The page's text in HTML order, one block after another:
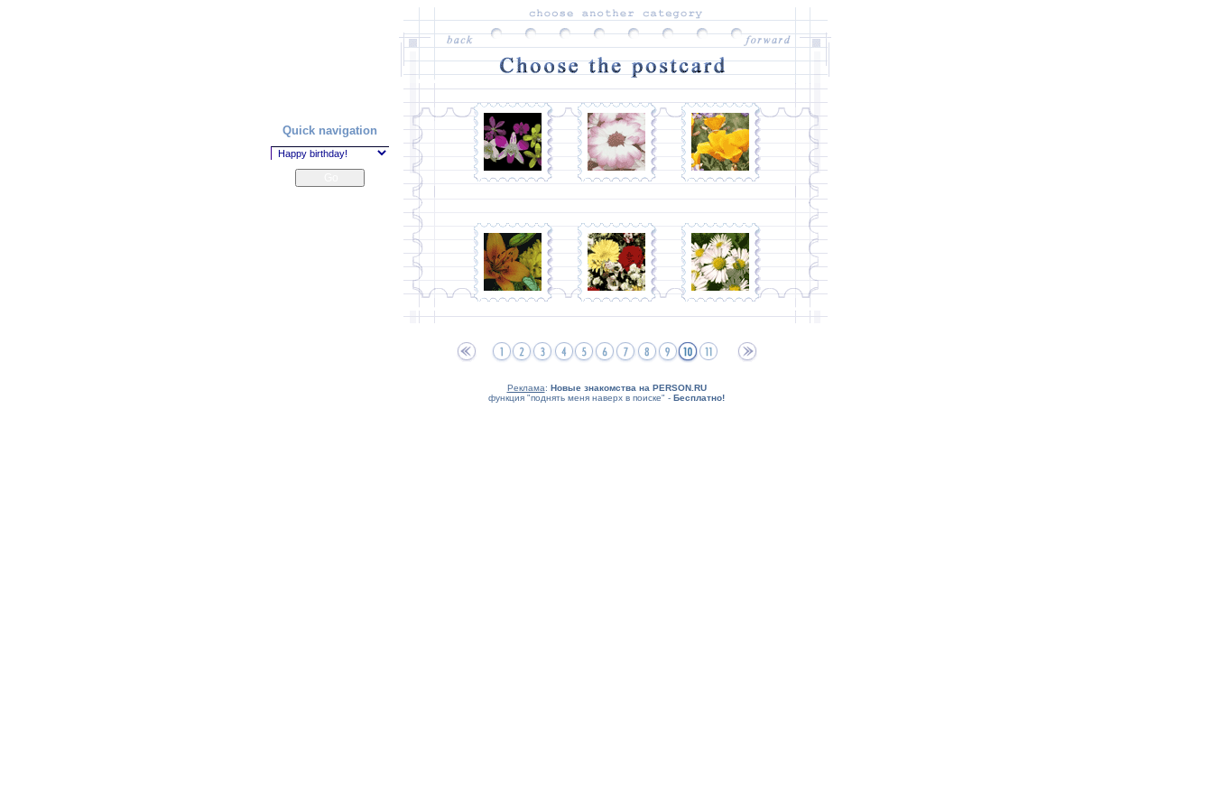
Quick navigation
Реклама: Новые знакомства на PERSON.RU
функция "поднять меня наверх в поиске" - Бесплатно!